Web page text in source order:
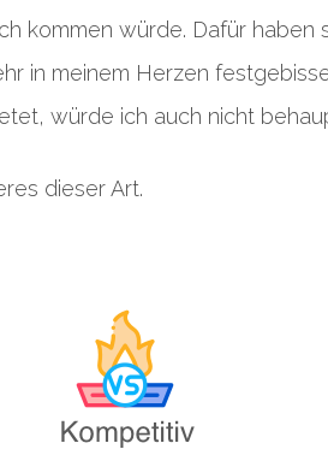
kommen würde. Dafür haben
in meinem Herzen
würde ich auch nicht
dieser Art.